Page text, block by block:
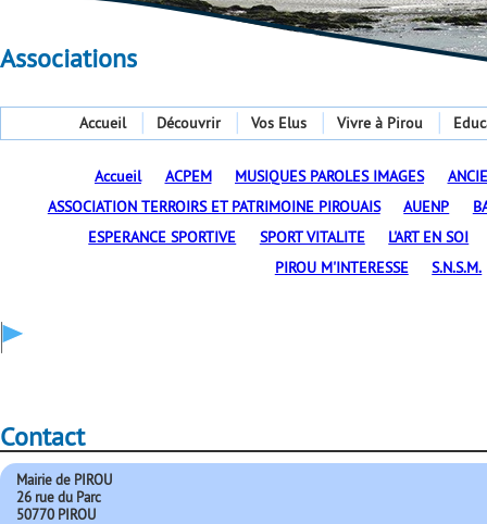
Accueil Découvrir Vos Elus Vivre à Pirou
Associations
Accueil ACPEM MUSIQUES PAROLES IMAGES
ASSOCIATION TERROIRS ET PATRIMOINE PIROUAIS
AUENP
ESPERANCE SPORTIVE
SPORT VITALITE
L'ART EN SOI
PIROU M'INTERESSE
S.N.S.M.
Contact
Mairie de PIROU
26 rue du Parc
50770 PIROU